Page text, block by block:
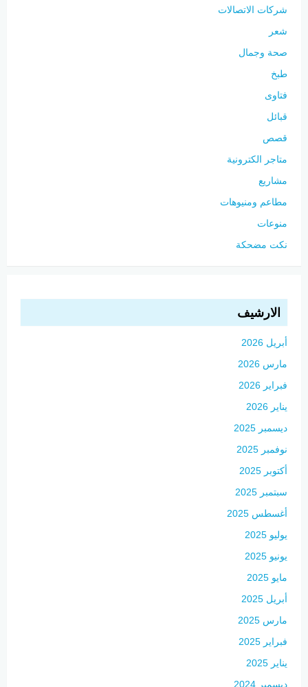
شركات الاتصالات
شعر
صحة وجمال
طبخ
فتاوى
قبائل
قصص
متاجر الكترونية
مشاريع
مطاعم ومنيوهات
منوعات
نكت مضحكة
الارشيف
أبريل 2026
مارس 2026
فبراير 2026
يناير 2026
ديسمبر 2025
نوفمبر 2025
أكتوبر 2025
سبتمبر 2025
أغسطس 2025
يوليو 2025
يونيو 2025
مايو 2025
أبريل 2025
مارس 2025
فبراير 2025
يناير 2025
ديسمبر 2024